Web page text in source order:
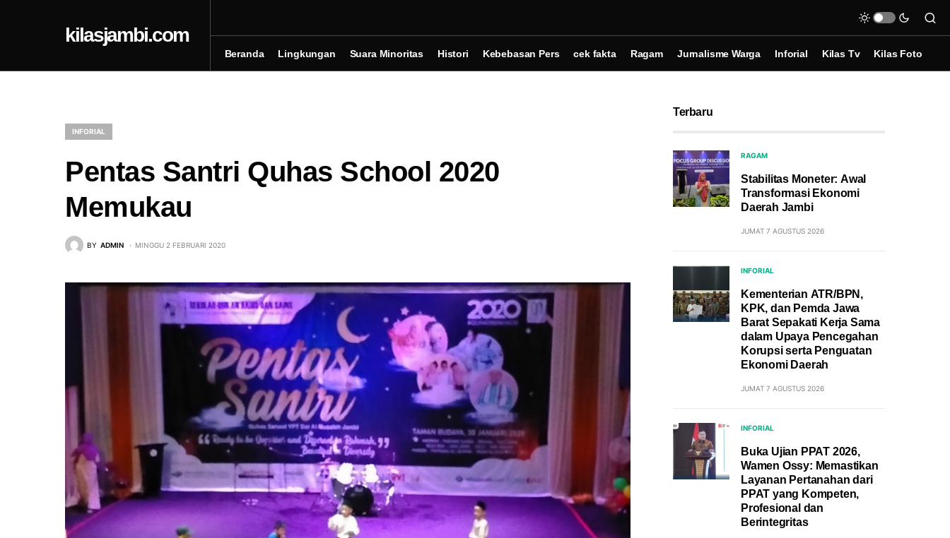
kilasjambi.com
Beranda Lingkungan Suara Minoritas Histori Kebebasan Pers cek fakta Ragam Jurnalisme Warga Inforial Kilas Tv Kilas Foto
INFORIAL
Pentas Santri Quhas School 2020
Memukau
BY ADMIN MINGGU 2 FEBRUARI 2020
Terbaru
RAGAM
Stabilitas Moneter: Awal
Transformasi Ekonomi
Daerah Jambi
JUMAT 7 AGUSTUS 2026
INFORIAL
Kementerian ATR/BPN,
KPK, dan Pemda Jawa
Barat Sepakati Kerja Sama
dalam Upaya Pencegahan
Korupsi serta Penguatan
Ekonomi Daerah
JUMAT 7 AGUSTUS 2026
INFORIAL
Buka Ujian PPAT 2026,
Wamen Ossy: Memastikan
Layanan Pertanahan dari
PPAT yang Kompeten,
Profesional dan
Berintegritas